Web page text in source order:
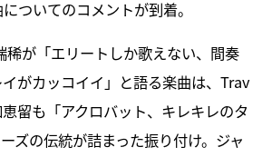
ついてのコメントが到着。
が「エリートしか歌えない、間奏
がカッコイイ」と語る楽曲は、Trav
留も「アクロバット、キレキレのタ
ズの伝統が詰まった振り付け。ジャ